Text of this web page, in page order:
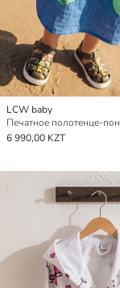
LCW baby
Печатное полотенце-
6 990,00 KZT